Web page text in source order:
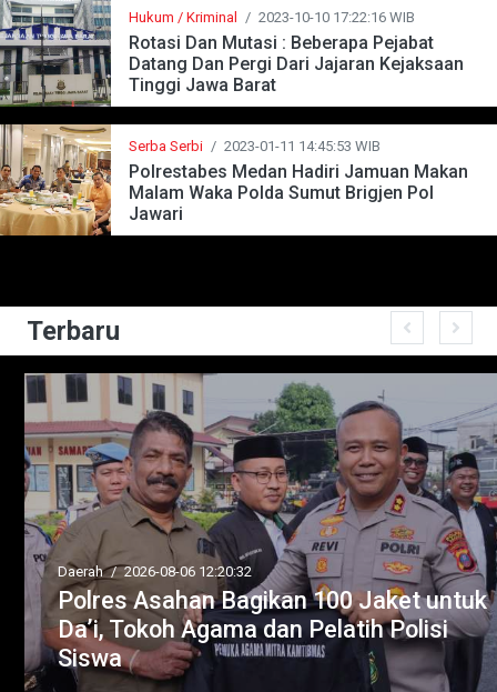
Hukum / Kriminal / 2023-10-10 17:22:16 WIB
Rotasi Dan Mutasi : Beberapa Pejabat
Datang Dan Pergi Dari Jajaran Kejaksaan
Tinggi Jawa Barat
Serba Serbi / 2023-01-11 14:45:53 WIB
Polrestabes Medan Hadiri Jamuan Makan
Malam Waka Polda Sumut Brigjen Pol
Jawari
Terbaru
Daerah / 2026-08-06 12:20:32
Polres Asahan Bagikan 100 Jaket untuk
Da’i, Tokoh Agama dan Pelatih Polisi
Siswa